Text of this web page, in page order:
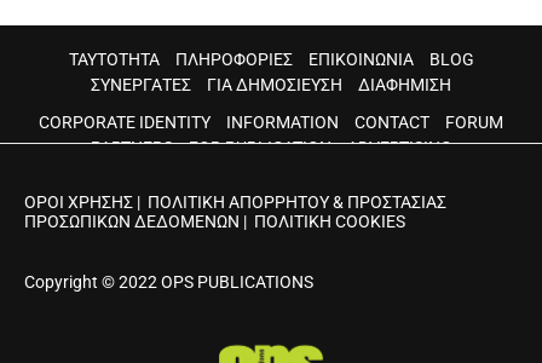
ΤΑΥΤΟΤΗΤΑ ΠΛΗΡΟΦΟΡΙΕΣ ΕΠΙΚΟΙΝΩΝΙΑ
BLOG
ΣΥΝΕΡΓΑΤΕΣ
ΓΙΑ ΔΗΜΟΣΙΕΥΣΗ
ΔΙΑΦΗΜΙΣΗ
CORPORATE IDENTITY
INFORMATION CONTACT
FORUM
PARTNERS
FOR PUBLICATION ADVERTISING
ΟΡΟΙ ΧΡΗΣΗΣ | ΠΟΛΙΤΙΚΗ ΑΠΟΡΡΗΤΟΥ & ΠΡΟΣΤΑΣΙΑΣ
ΠΡΟΣΩΠΙΚΩΝ ΔΕΔΟΜΕΝΩΝ | ΠΟΛΙΤΙΚΗ COOKIES
Copyright © 2022 OPS PUBLICATIONS